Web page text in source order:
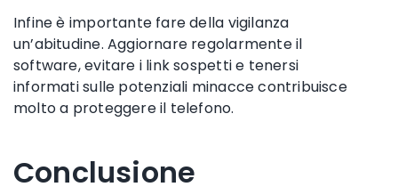
Infine è importante fare della vigilanza
un’abitudine. Aggiornare regolarmente il
software, evitare i link sospetti e tenersi
informati sulle potenziali minacce contribuisce
molto a proteggere il telefono.
Conclusione